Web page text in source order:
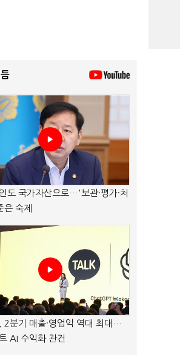
도 국가자산으로…'보관·평가·처
은 숙제
2분기 매출·영업익 역대 최대…
AI 수익화 관건